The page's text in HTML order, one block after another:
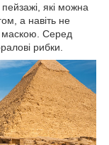
які можна
а навіть не
маскою. Серед
рибки.